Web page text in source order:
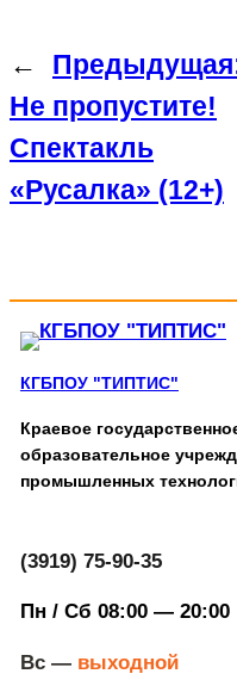
←
Не пропустите!
Спектакль
«Русалка» (12+)
КГБПОУ "ТИПТИС"
Краевое
образовательное
промышленных
(3919) 75-90-35
Пн / Сб 08:00 — 20:00
Вс —выходной